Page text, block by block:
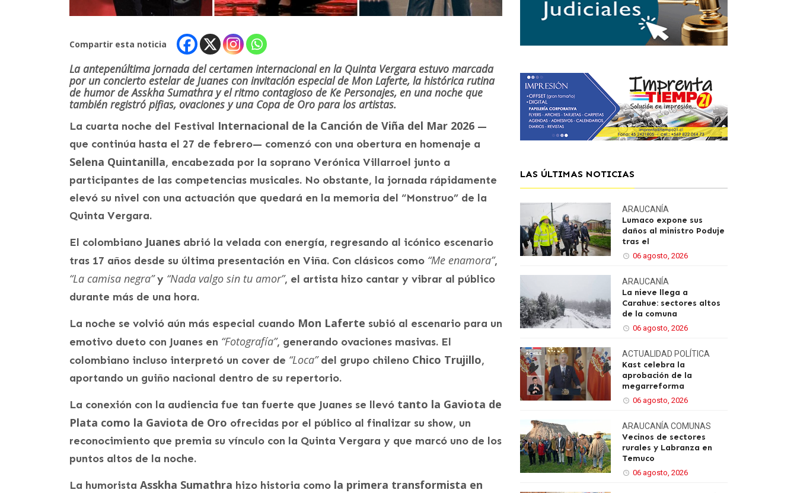
Compartir esta noticia
La antepenúltima jornada del certamen internacional en la Quinta Vergara estuvo marcada
por un concierto estelar de Juanes con invitación especial de Mon Laferte, la histórica rutina
de humor de Asskha Sumathra y el ritmo contagioso de Ke Personajes, en una noche que
también registró pifias, ovaciones y una Copa de Oro para los artistas.
La cuarta noche del Festival Internacional de la Canción de Viña del Mar 2026 —
que continúa hasta el 27 de febrero— comenzó con una obertura en homenaje a
Selena Quintanilla, encabezada por la soprano Verónica Villarroel junto a
participantes de las competencias musicales. No obstante, la jornada rápidamente
elevó su nivel con una actuación que quedará en la memoria del “Monstruo” de la
Quinta Vergara.
El colombiano Juanes abrió la velada con energía, regresando al icónico escenario
tras 17 años desde su última presentación en Viña. Con clásicos como “Me enamora”,
“La camisa negra”y “Nada valgo sin tu amor”, el artista hizo cantar y vibrar al público
durante más de una hora.
La noche se volvió aún más especial cuando Mon Laferte subió al escenario para un
emotivo dueto con Juanes en “Fotografía”, generando ovaciones masivas. El
colombiano incluso interpretó un cover de “Loca”del grupo chileno Chico Trujillo,
aportando un guiño nacional dentro de su repertorio.
La conexión con la audiencia fue tan fuerte que Juanes se llevó tanto la Gaviota de
Plata como la Gaviota de Oro ofrecidas por el público al finalizar su show, un
reconocimiento que premia su vínculo con la Quinta Vergara y que marcó uno de los
puntos altos de la noche.
La humorista Asskha Sumathra hizo historia como la primera transformista en
LAS ÚLTIMAS NOTICIAS
ARAUCANÍA
Lumaco expone sus
daños al ministro Poduje
tras el
06 agosto, 2026
ARAUCANÍA
La nieve llega a
Carahue: sectores altos
de la comuna
06 agosto, 2026
ACTUALIDAD POLÍTICA
Kast celebra la
aprobación de la
megarreforma
06 agosto, 2026
ARAUCANÍA COMUNAS
Vecinos de sectores
rurales y Labranza en
Temuco
06 agosto, 2026